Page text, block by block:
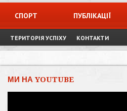
СПОРТ ПУБЛІКАЦІЇ
ТЕРИТОРІЯ УСПІХУ КОНТАКТИ
МИ НА YOUTUBE